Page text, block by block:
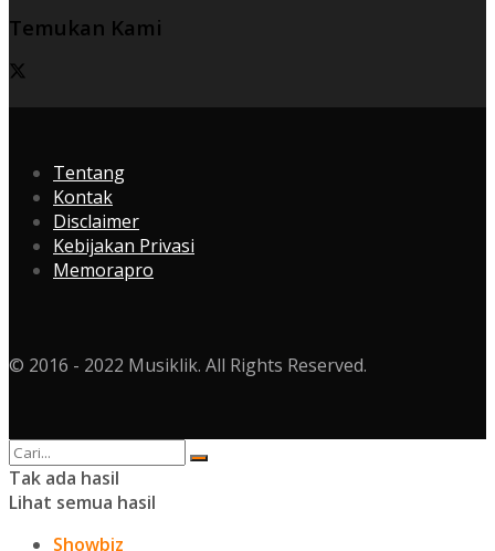
Temukan Kami
Tentang
Kontak
Disclaimer
Kebijakan Privasi
Memorapro
© 2016 - 2022 Musiklik. All Rights Reserved.
Tak ada hasil
Lihat semua hasil
Showbiz